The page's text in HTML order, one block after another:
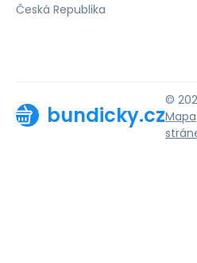
Česká Republika
bundicky.cz
©
Mapa